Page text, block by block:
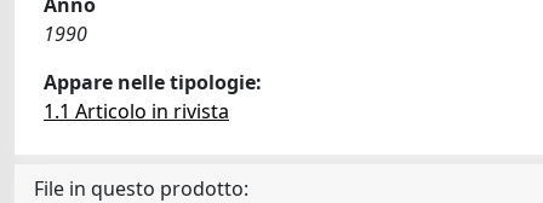
1990
Appare nelle tipologie:
1.1 Articolo in rivista
File in questo prodotto: